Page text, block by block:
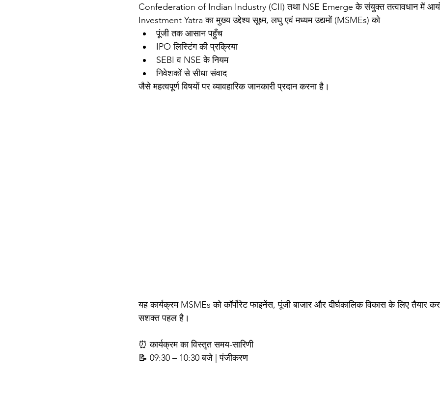
Confederation of Indian Industry (CII) तथा NSE Emerge के संयुक्त तत्वावधान में
Investment Yatra का मुख्य उद्देश्य सूक्ष्म, लघु एवं मध्यम उद्यमों (MSMEs) को
पूंजी तक आसान पहुँच
IPO लिस्टिंग की प्रक्रिया
SEBI व NSE के नियम
निवेशकों से सीधा संवाद
जैसे महत्वपूर्ण विषयों पर व्यावहारिक जानकारी प्रदान करना है।
यह कार्यक्रम MSMEs को कॉर्पोरेट फाइनेंस, पूंजी बाजार और दीर्घकालिक विकास के लिए तैयार
सशक्त पहल है।
⏰ कार्यक्रम का विस्तृत समय-सारिणी
📝 09:30 – 10:30 बजे | पंजीकरण